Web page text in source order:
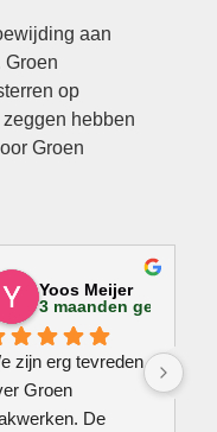
aan
Groen
op
hebben
Groen
Yoos Meijer
3 maanden geleden
zijn erg tevreden
Groen
De